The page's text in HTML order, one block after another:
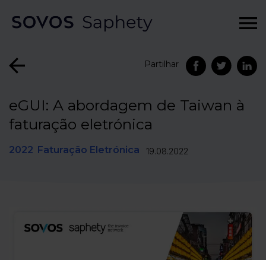
eGUI: A abordagem de Taiwan à
faturação eletrónica
2022 Faturação Eletrónica 19.08.2022
Partilhar